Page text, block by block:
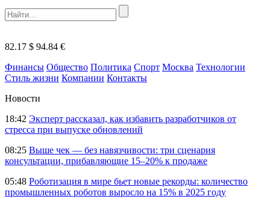
82.17 $ 94.84 €
Финансы Общество Политика Спорт Москва Технологии
Стиль жизни Компании Контакты
Новости
18:42 Эксперт рассказал, как избавить разработчиков от
стресса при выпуске обновлений
08:25 Выше чек — без навязчивости: три сценария
консультации, прибавляющие 15–20% к продаже
05:48 Роботизация в мире бьет новые рекорды: количество
промышленных роботов выросло на 15% в 2025 году